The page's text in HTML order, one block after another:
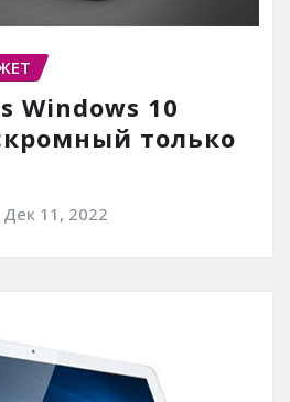
Windows 10
только
Дек 11, 2022